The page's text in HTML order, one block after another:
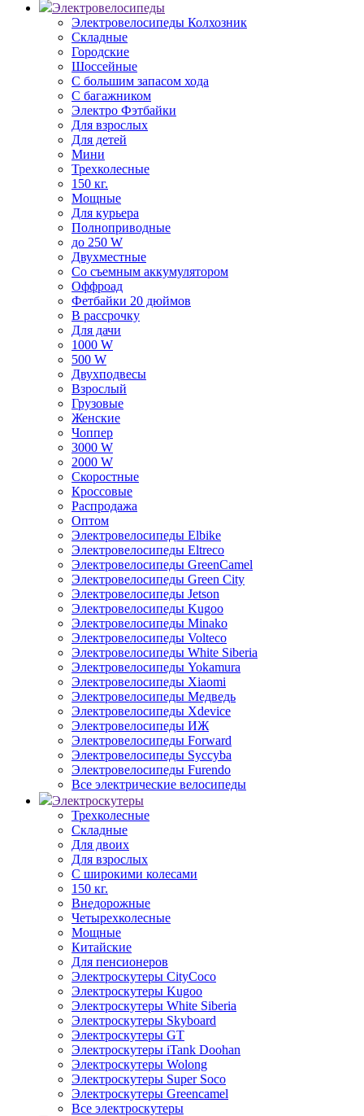
Электровелосипеды
Электровелосипеды Колхозник
Складные
Городские
Шоссейные
С большим запасом хода
С багажником
Электро Фэтбайки
Для взрослых
Для детей
Мини
Трехколесные
150 кг.
Мощные
Для курьера
Полноприводные
до 250 W
Двухместные
Со съемным аккумулятором
Оффроад
Фетбайки 20 дюймов
В рассрочку
Для дачи
1000 W
500 W
Двухподвесы
Взрослый
Грузовые
Женские
Чоппер
3000 W
2000 W
Скоростные
Кроссовые
Распродажа
Оптом
Электровелосипеды Elbike
Электровелосипеды Eltreco
Электровелосипеды GreenCamel
Электровелосипеды Green City
Электровелосипеды Jetson
Электровелосипеды Kugoo
Электровелосипеды Minako
Электровелосипеды Volteco
Электровелосипеды White Siberia
Электровелосипеды Yokamura
Электровелосипеды Xiaomi
Электровелосипеды Медведь
Электровелосипеды Xdevice
Электровелосипеды ИЖ
Электровелосипеды Forward
Электровелосипеды Syccyba
Электровелосипеды Furendo
Все электрические велосипеды
Электроскутеры
Трехколесные
Складные
Для двоих
Для взрослых
С широкими колесами
150 кг.
Внедорожные
Четырехколесные
Мощные
Китайские
Для пенсионеров
Электроскутеры CityCoco
Электроскутеры Kugoo
Электроскутеры White Siberia
Электроскутеры Skyboard
Электроскутеры GT
Электроскутеры iTank Doohan
Электроскутеры Wolong
Электроскутеры Super Soco
Электроскутеры Greencamel
Все электроскутеры